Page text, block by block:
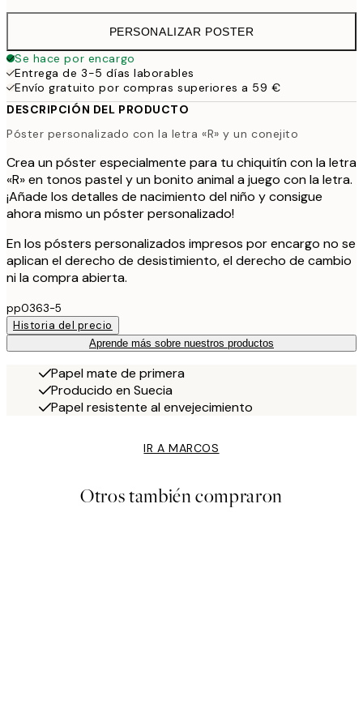
PERSONALIZAR POSTER
Se hace por encargo
Entrega de 3-5 días laborables
Envío gratuito por compras superiores a 59 €
DESCRIPCIÓN DEL PRODUCTO
Póster personalizado con la letra «R» y un conejito
Crea un póster especialmente para tu chiquitín con la letra
«R» en tonos pastel y un bonito animal a juego con la letra.
¡Añade los detalles de nacimiento del niño y consigue
ahora mismo un póster personalizado!
En los pósters personalizados impresos por encargo no se
aplican el derecho de desistimiento, el derecho de cambio
ni la compra abierta.
pp0363-5
Historia del precio
Aprende más sobre nuestros productos
Papel mate de primera
Producido en Suecia
Papel resistente al envejecimiento
IR A MARCOS
Otros también compraron